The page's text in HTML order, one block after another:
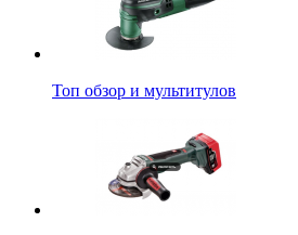
Топ обзор и мультитулов